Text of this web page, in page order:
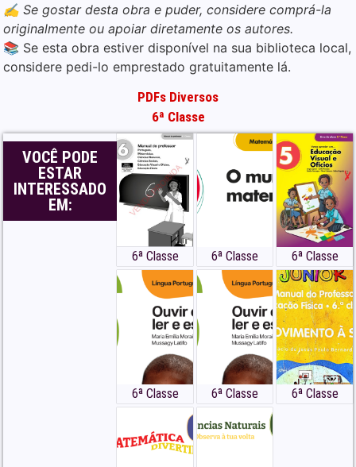
✍️ Se gostar desta obra e puder, considere comprá-la
originalmente ou apoiar diretamente os autores.
📚 Se esta obra estiver disponível na sua biblioteca local,
considere pedi-lo emprestado gratuitamente lá.
PDFs Diversos
6ª Classe
VOCÊ PODE
ESTAR
INTERESSADO
EM:
6ª Classe 6ª Classe 6ª Classe
6ª Classe 6ª Classe 6ª Classe